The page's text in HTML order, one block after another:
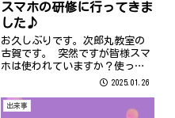
スマホの研修に行ってきま
した♪
お久しぶりです。次郎丸教室の
古賀です。 突然ですが皆様スマ
ホは使われていますか？使って
おられますよね。LINE、ネッ
物…今やスマホは電気、ガス、
2025.01.26
出来事